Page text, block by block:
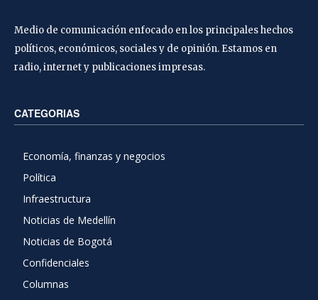
Medio de comunicación enfocado en los principales hechos
políticos, económicos, sociales y de opinión. Estamos en
radio, internet y publicaciones impresas.
CATEGORIAS
Economía, finanzas y negocios
Política
Infraestructura
Noticias de Medellín
Noticias de Bogotá
Confidenciales
Columnas